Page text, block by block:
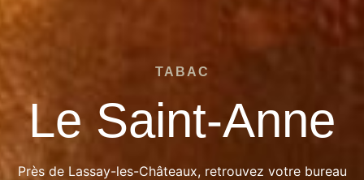
TABAC
Le Saint-Anne
Près de Lassay-les-Châteaux, retrouvez votre bureau